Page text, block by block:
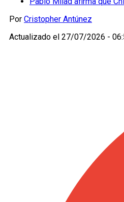
Por Cristopher Antúnez
Actualizado el 27/07/2026 -